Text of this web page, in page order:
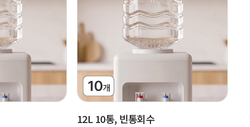
12L 10통, 빈통회수